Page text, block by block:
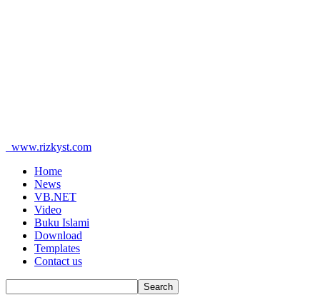
www.rizkyst.com
Home
News
VB.NET
Video
Buku Islami
Download
Templates
Contact us